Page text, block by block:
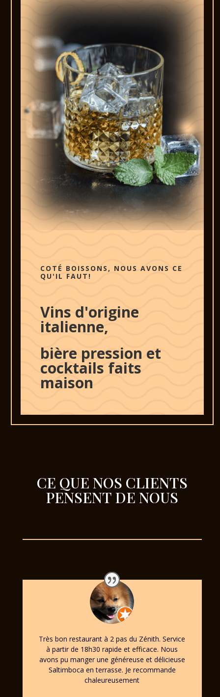
COTÉ BOISSONS, NOUS AVONS CE
QU'IL FAUT!
Vins d'origine
italienne,
bière pression et
cocktails faits
maison
CE QUE NOS CLIENTS
PENSENT DE NOUS
Très bon restaurant à 2 pas du Zénith. Service
à partir de 18h30 rapide et efficace. Nous
avons pu manger une généreuse et délicieuse
Saltimboca en terrasse. Je recommande
chaleureusement